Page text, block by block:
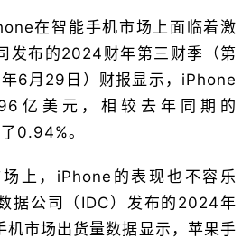
在智能手机市场上面临着激
发布的2024财年第三财季（第
6月29日）财报显示，iPhone
亿美元，相较去年同期的
0.94%。
上，iPhone的表现也不容乐
据公司（IDC）发布的2024年
机市场出货量数据显示，苹果手